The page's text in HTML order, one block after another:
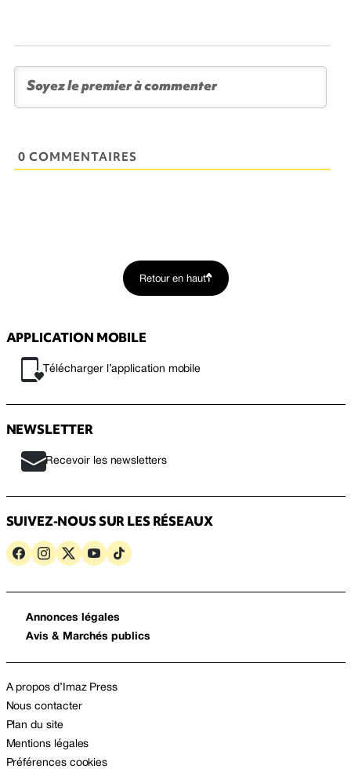
0 COMMENTAIRES
Retour en haut
APPLICATION MOBILE
Télécharger l’application mobile
NEWSLETTER
Recevoir les newsletters
SUIVEZ-NOUS SUR LES RÉSEAUX
Annonces légales
Avis & Marchés publics
A propos d’Imaz Press
Nous contacter
Plan du site
Mentions légales
Préférences cookies